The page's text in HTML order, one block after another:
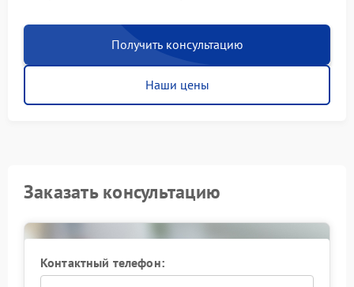
Получить консультацию
Наши цены
Заказать консультацию
Контактный телефон: